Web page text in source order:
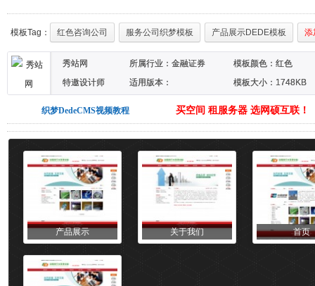
模板Tag： 红色咨询公司 服务公司织梦模板 产品展示DEDE模板 添
秀站网
特邀设计师
所属行业： 金融证券 模板颜色： 红色
适用版本：
模板大小：1748KB
织梦DedeCMS视频教程 买空间 租服务器 选网硕互联！
产品展示 关于我们 首页